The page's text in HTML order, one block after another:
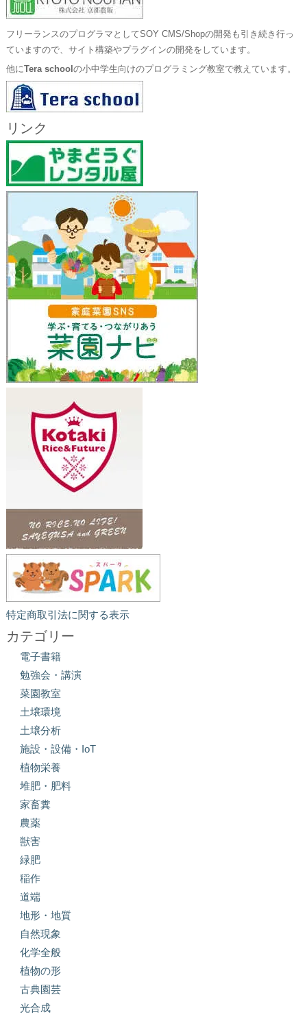
フリーランスのプログラマとしてSOY CMS/Shopの開発も引き続き行っ
ていますので、サイト構築やプラグインの開発をしています。
他にTera school の小中学生向けのプログラミング教室で教えています。
リンク
特定商取引法に関する表示
カテゴリー
電子書籍
勉強会・講演
菜園教室
土壌環境
土壌分析
施設・設備・IoT
植物栄養
堆肥・肥料
家畜糞
農薬
獣害
緑肥
稲作
道端
地形・地質
自然現象
化学全般
植物の形
古典園芸
光合成